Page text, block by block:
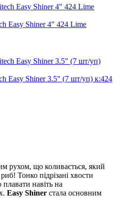
Easy Shiner 4" 424 Lime
Easy Shiner 3.5" (7 шт/уп) к:424
рухом, що коливається, який
Тонко підрізані хвости
навіть на
Easy Shiner стала основним